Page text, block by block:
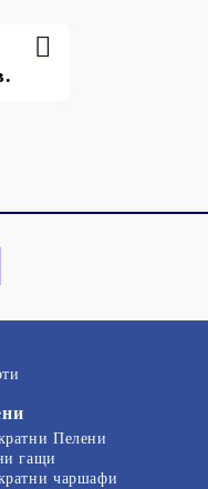
Пелени
гащи
чаршафи